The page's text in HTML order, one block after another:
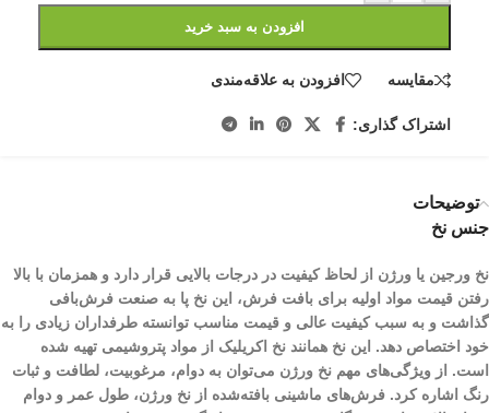
افزودن به سبد خرید
مقایسه افزودن به علاقه‌مندی
اشتراک گذاری:
توضیحات
جنس نخ
نخ ورجین یا ورژن از لحاظ کیفیت در درجات بالایی قرار دارد و همزمان با بالا
رفتن قیمت مواد اولیه برای بافت فرش، این نخ پا به صنعت فرش‌بافی
گذاشت و به سبب کیفیت عالی و قیمت مناسب توانسته طرفداران زیادی را به
خود اختصاص دهد. این نخ همانند نخ اکریلیک از مواد پتروشیمی تهیه شده
است. از ویژگی‌های مهم نخ ورژن می‌توان به دوام، مرغوبیت، لطافت و ثبات
رنگ اشاره کرد. فرش‌های ماشینی بافته‌شده از نخ ورژن، طول عمر و دوام